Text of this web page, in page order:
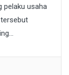
pelaku usaha